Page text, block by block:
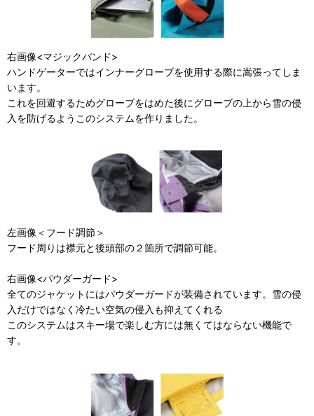
右画像<マジックバンド>
ハンドゲーターではインナーグローブを使用する際に嵩張ってしま
います。
これを回避するためグローブをはめた後にグローブの上から雪の侵
入を防げるようこのシステムを作りました。
左画像＜フード調節＞
フード周りは襟元と後頭部の２箇所で調節可能。
右画像<パウダーガード>
全てのジャケットにはパウダーガードが装備されています。雪の侵
入だけではなく冷たい空気の侵入も抑えてくれる
このシステムはスキー場で楽しむ方には無くてはならない機能で
す。